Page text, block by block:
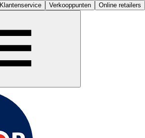
Klantenservice Verkooppunten Online retailers